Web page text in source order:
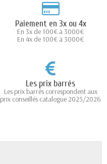
Paiement en 3x ou 4x
En 3x de 100€ à 3000€
En 4x de 100€ à 3000€
Les prix barrés
Les prix barrés correspondent aux
prix conseillés catalogue 2025/2026